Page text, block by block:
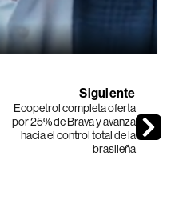
Siguiente
Ecopetrol completa oferta
por 25% de Brava y avanza
hacia el control total de la
brasileña